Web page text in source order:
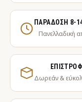
ΠΑΡΆΔΟΣΗ 8-
Πανελλαδική
Δωρεάν &